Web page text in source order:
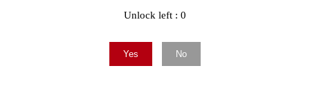
Unlock left : 0
Yes No